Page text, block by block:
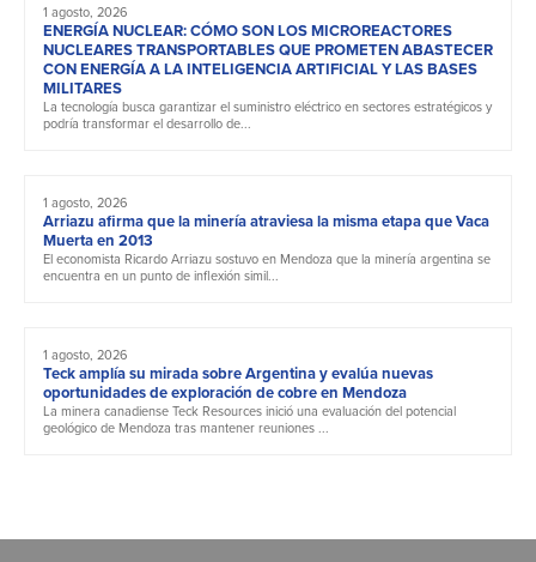
1 agosto, 2026
ENERGÍA NUCLEAR: CÓMO SON LOS MICROREACTORES
NUCLEARES TRANSPORTABLES QUE PROMETEN ABASTECER
CON ENERGÍA A LA INTELIGENCIA ARTIFICIAL Y LAS BASES
MILITARES
La tecnología busca garantizar el suministro eléctrico en sectores estratégicos y
podría transformar el desarrollo de...
1 agosto, 2026
Arriazu afirma que la minería atraviesa la misma etapa que Vaca
Muerta en 2013
El economista Ricardo Arriazu sostuvo en Mendoza que la minería argentina se
encuentra en un punto de inflexión simil...
1 agosto, 2026
Teck amplía su mirada sobre Argentina y evalúa nuevas
oportunidades de exploración de cobre en Mendoza
La minera canadiense Teck Resources inició una evaluación del potencial
geológico de Mendoza tras mantener reuniones ...